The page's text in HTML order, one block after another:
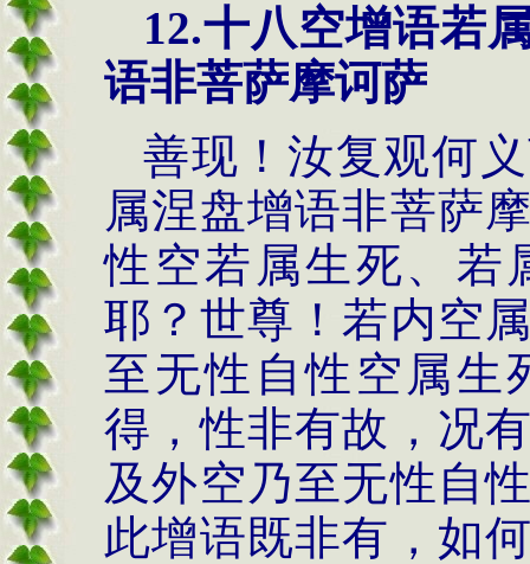
12.十八空增语若
语非菩萨摩诃萨
善现！汝复观何
属涅盘增语非菩萨
性空若属生死、若
耶？世尊！若内空
至无性自性空属生
得，性非有故，况
及外空乃至无性自
此增语既非有，如